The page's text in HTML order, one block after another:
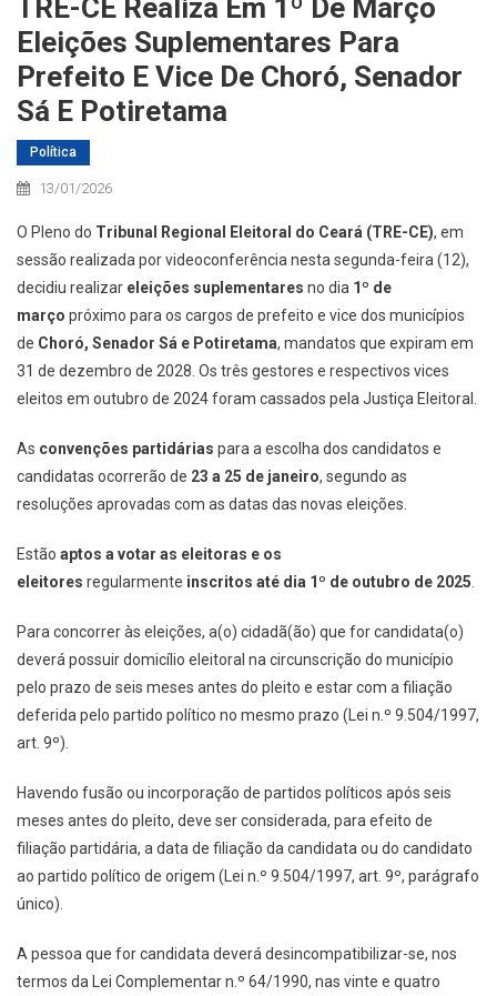
TRE-CE Realiza Em 1º De Março
Eleições Suplementares Para
Prefeito E Vice De Choró, Senador
Sá E Potiretama
Política
13/01/2026
O Pleno do Tribunal Regional Eleitoral do Ceará (TRE-CE), em
sessão realizada por videoconferência nesta segunda-feira (12),
decidiu realizar eleições suplementares no dia 1º de
março próximo para os cargos de prefeito e vice dos municípios
de Choró, Senador Sá e Potiretama, mandatos que expiram em
31 de dezembro de 2028. Os três gestores e respectivos vices
eleitos em outubro de 2024 foram cassados pela Justiça Eleitoral.
As convenções partidárias para a escolha dos candidatos e
candidatas ocorrerão de 23 a 25 de janeiro, segundo as
resoluções aprovadas com as datas das novas eleições.
Estão aptos a votar as eleitoras e os
eleitores regularmente inscritos até dia 1º de outubro de 2025.
Para concorrer às eleições, a(o) cidadã(ão) que for candidata(o)
deverá possuir domicílio eleitoral na circunscrição do município
pelo prazo de seis meses antes do pleito e estar com a filiação
deferida pelo partido político no mesmo prazo (Lei n.º 9.504/1997,
art. 9º).
Havendo fusão ou incorporação de partidos políticos após seis
meses antes do pleito, deve ser considerada, para efeito de
filiação partidária, a data de filiação da candidata ou do candidato
ao partido político de origem (Lei n.º 9.504/1997, art. 9º, parágrafo
único).
A pessoa que for candidata deverá desincompatibilizar-se, nos
termos da Lei Complementar n.º 64/1990, nas vinte e quatro